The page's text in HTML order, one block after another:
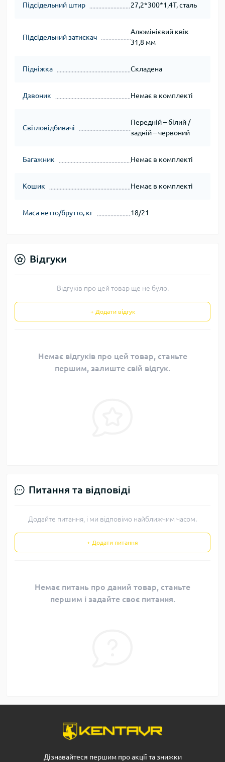
Підсідельний штир 27,2*300*1,4T, сталь
Підсідельний затискач
Алюмінієвий квік
31,8 мм
Підніжка Складена
Дзвоник Немає в комплекті
Світловідбивачі
Передній – білий /
задній – червоний
Багажник Немає в комплекті
Кошик Немає в комплекті
Маса нетто/брутто, кг 18/21
Відгуки
Відгуків про цей товар ще не було.
+ Додати відгук
Немає відгуків про цей товар, станьте
першим, залиште свій відгук.
Питання та відповіді
Додайте питання, і ми відповімо найближчим часом.
+ Додати питання
Немає питань про даний товар, станьте
першим і задайте своє питання.
Дізнавайтеся першим про акції та знижки